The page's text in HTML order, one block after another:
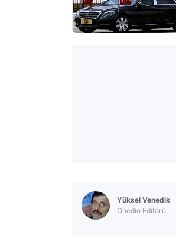
Yüksel Venedik
Onedio Editörü